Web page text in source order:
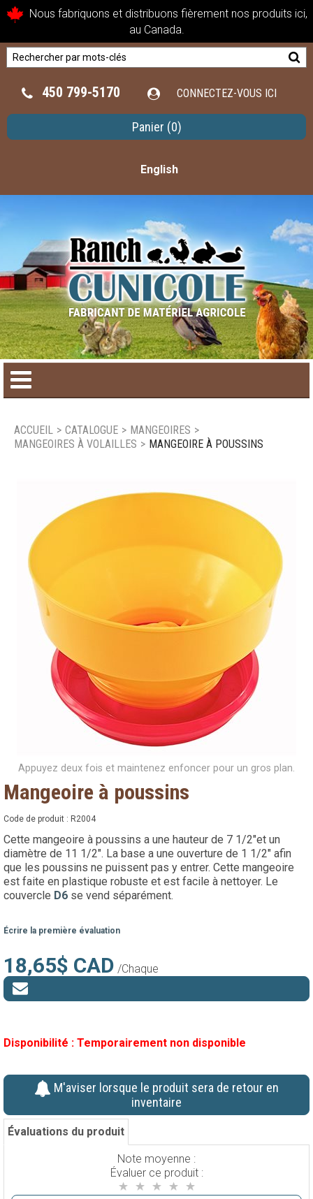
Nous fabriquons et distribuons fièrement nos produits ici,
au Canada.
450 799-5170 CONNECTEZ-VOUS ICI
Panier (0)
English
Produits saisonniers
Nous joindre
ACCUEIL > CATALOGUE > MANGEOIRES >
MANGEOIRES À VOLAILLES > MANGEOIRE À POUSSINS
Appuyez deux fois et maintenez enfoncer pour un gros plan.
Mangeoire à poussins
Code de produit : R2004
Cette mangeoire à poussins a une hauteur de 7 1/2"et un
diamètre de 11 1/2". La base a une ouverture de 1 1/2" afin
que les poussins ne puissent pas y entrer. Cette mangeoire
est faite en plastique robuste et est facile à nettoyer. Le
couvercle D6 se vend séparément.
Écrire la première évaluation
18,65$ CAD /Chaque
Disponibilité : Temporairement non disponible
M'aviser lorsque le produit sera de retour en
inventaire
Évaluations du produit
Note moyenne :
Évaluer ce produit :